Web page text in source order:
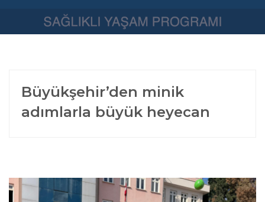
Büyükşehir’den minik
adımlarla büyük heyecan